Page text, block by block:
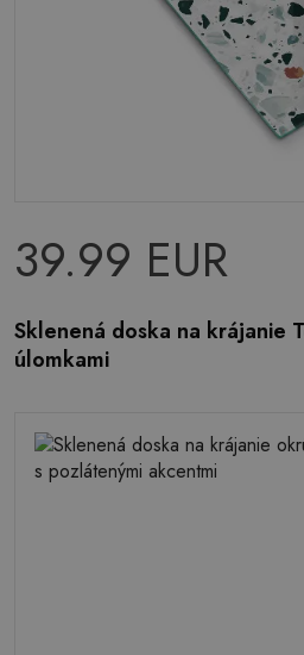
39.99 EUR
Sklenená doska na krájanie
úlomkami